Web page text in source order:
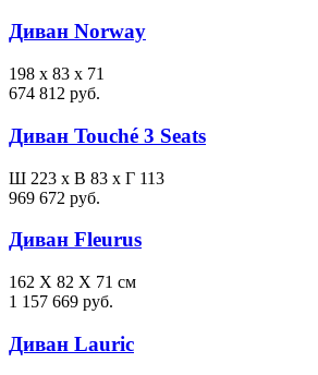
Диван Norway
198 x 83 x 71
674 812 руб.
Диван Touché 3 Seats
Ш 223 x В 83 x Г 113
969 672 руб.
Диван Fleurus
162 X 82 X 71 см
1 157 669 руб.
Диван Lauric